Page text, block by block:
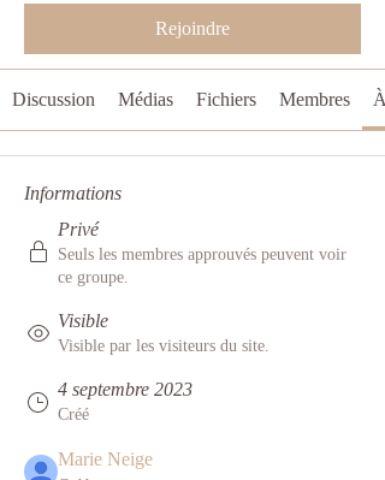
Rejoindre
Discussion Médias Fichiers Membres
Informations
Privé
Seuls les membres approuvés peuvent voir
ce groupe.
Visible
Visible par les visiteurs du site.
4 septembre 2023
Créé
Marie Neige